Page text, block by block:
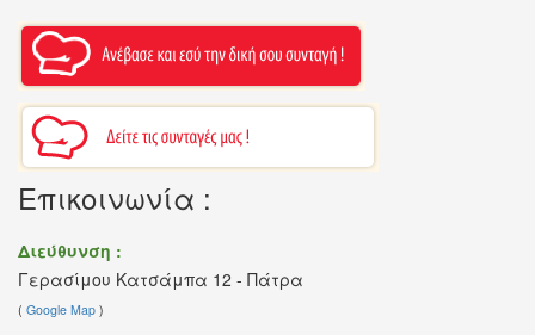
Επικοινωνία :
Διεύθυνση :
Γερασίμου Κατσάμπα 12 - Πάτρα
( Google Map )